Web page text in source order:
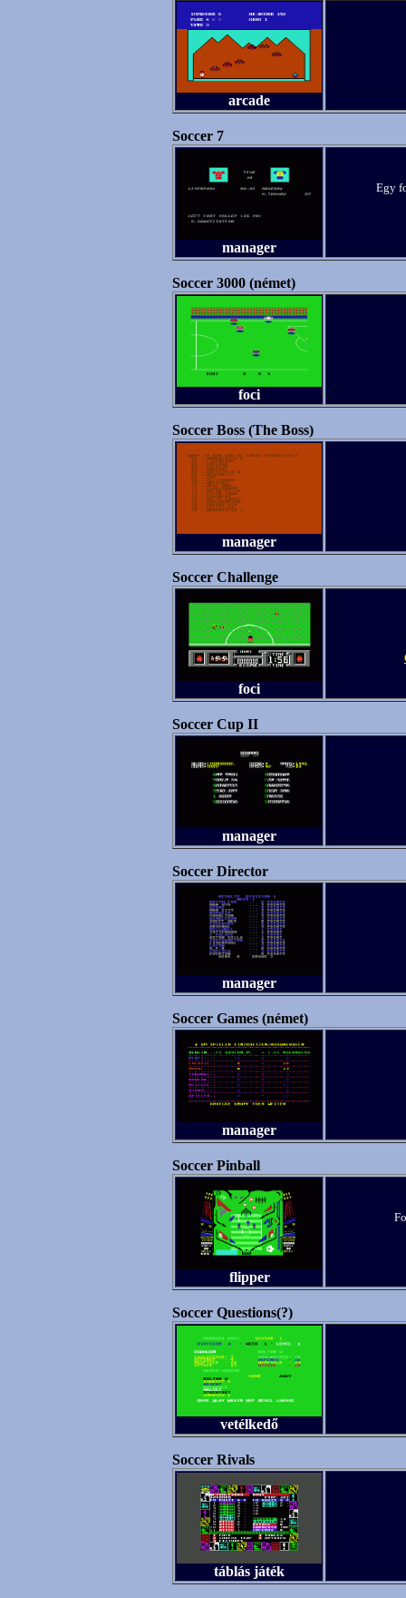
arcade
Soccer 7
manager
Egy
Soccer 3000 (német)
foci
Soccer Boss (The Boss)
manager
Soccer Challenge
foci
Soccer Cup II
manager
Soccer Director
manager
Soccer Games (német)
manager
Soccer Pinball
flipper
Soccer Questions(?)
vetélkedő
Soccer Rivals
táblás játék